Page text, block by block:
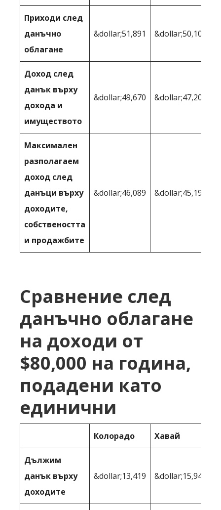
Приходи след
данъчно
облагане
&dollar;51,891 &dollar;50,104
Доход след
данък върху
дохода и
имуществото
&dollar;49,670 &dollar;47,204
Максимален
разполагаем
доход след
данъци върху
доходите,
собствеността
и продажбите
&dollar;46,089 &dollar;45,198
Сравнение след
данъчно облагане
на доходи от
$80,000 на година,
подадени като
единични
Колорадо Хавай
Дължим
данък върху
доходите
&dollar;13,419 &dollar;15,946